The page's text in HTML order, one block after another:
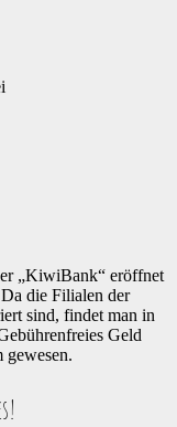
„KiwiBank“ eröffnet
die Filialen der
sind, findet man in
Geld
gewesen.